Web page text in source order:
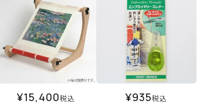
¥15,400税込 ¥935税込